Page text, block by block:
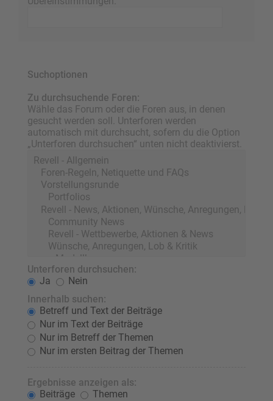
Suchoptionen
Zu durchsuchende Foren:
Wähle das Forum oder die Foren aus, in denen
gesucht werden soll. Unterforen werden
automatisch mit durchsucht, sofern du die Option
„Unterforen durchsuchen“ unten nicht deaktivierst.
Unterforen durchsuchen:
Ja
Nein
Innerhalb suchen:
Betreff und Text der Beiträge
Nur im Text der Beiträge
Nur im Betreff der Themen
Nur im ersten Beitrag der Themen
Ergebnisse anzeigen als:
Beiträge
Themen